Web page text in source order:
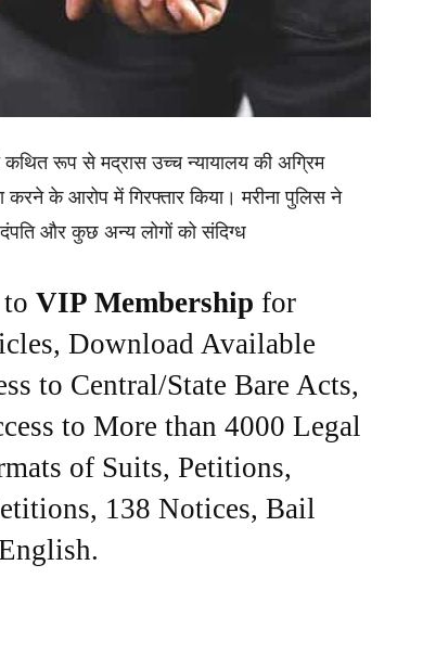
कथित रूप से मद्रास उच्च न्यायालय की अग्रिम
के आरोप में गिरफ्तार किया। मरीना पुलिस ने
और कुछ अन्य लोगों को संदिग्ध
VIP Membership for
Download Available
to Central/State Bare Acts,
to More than 4000 Legal
of Suits, Petitions,
138 Notices, Bail